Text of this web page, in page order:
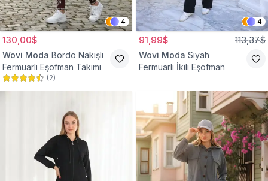
4
130,00$
Wovi Moda Bordo Nakışlı
Fermuarlı Eşofman Takımı
(2)
4
91,99$ 113,37$
Wovi Moda Siyah
Fermuarlı İkili Eşofman